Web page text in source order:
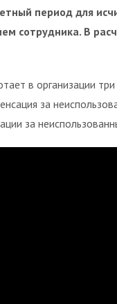
период для
сотрудника. В
в организации
за
за